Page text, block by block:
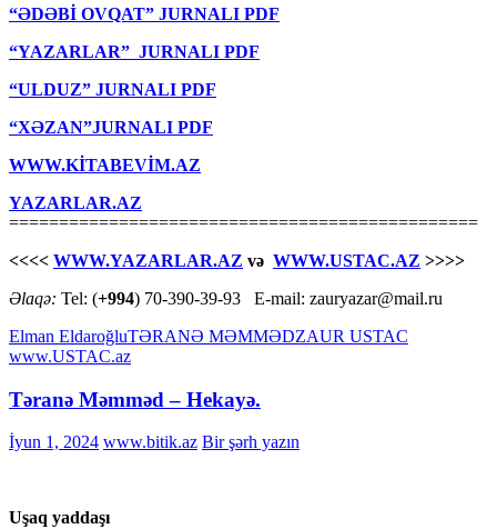
“ƏDƏBİ OVQAT” JURNALI PDF
“YAZARLAR” JURNALI PDF
“ULDUZ” JURNALI PDF
“XƏZAN”JURNALI PDF
WWW.KİTABEVİM.AZ
YAZARLAR.AZ
===============================================
<<<< WWW.YAZARLAR.AZ və WWW.USTAC.AZ >>>>
Əlaqə: Tel: (+994) 70-390-39-93 E-mail: zauryazar@mail.ru
Elman EldaroğluTƏRANƏ MƏMMƏDZAUR USTAC
www.USTAC.az
Təranə Məmməd – Hekayə.
İyun 1, 2024 www.bitik.az Bir şərh yazın
Uşaq yaddaşı